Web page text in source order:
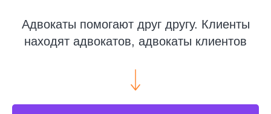
Адвокаты помогают друг другу. Клиенты
находят адвокатов, адвокаты клиентов